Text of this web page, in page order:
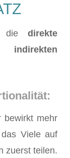
die direkte
indirekten
bewirkt mehr
Viele auf
zuerst teilen.